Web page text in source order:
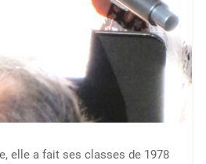
elle a fait ses classes de 1978